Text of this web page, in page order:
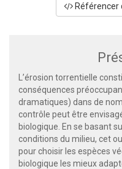
Référencer
L’érosion torrentielle
conséquences
dramatiques) dans de
contrôle peut être
biologique. En se basant
conditions du milieu, cet
pour choisir les espèces
biologique les mieux